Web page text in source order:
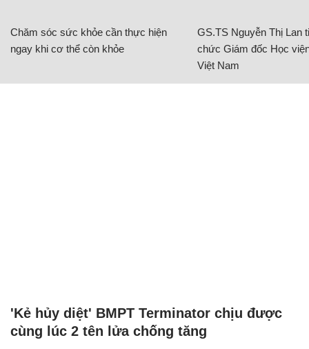
Chăm sóc sức khỏe cần thực hiện
ngay khi cơ thể còn khỏe
GS.TS Nguyễn Thị Lan
chức Giám đốc Học
Việt Nam
'Kẻ hủy diệt' BMPT Terminator chịu được
cùng lúc 2 tên lửa chống tăng